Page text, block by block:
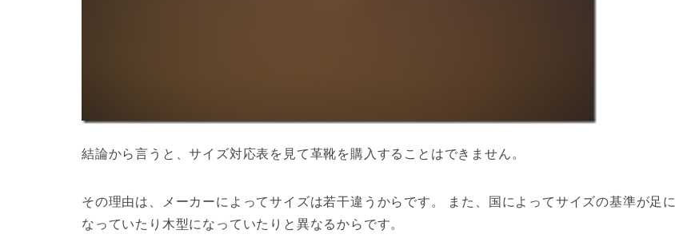
結論から言うと、サイズ対応表を見て革靴を購入することはできません 。
その理由は、 メーカーによってサイズは若干違う からです。 また、国によってサイズの基準が足に
なっていたり木型になっていたりと異なるからです。